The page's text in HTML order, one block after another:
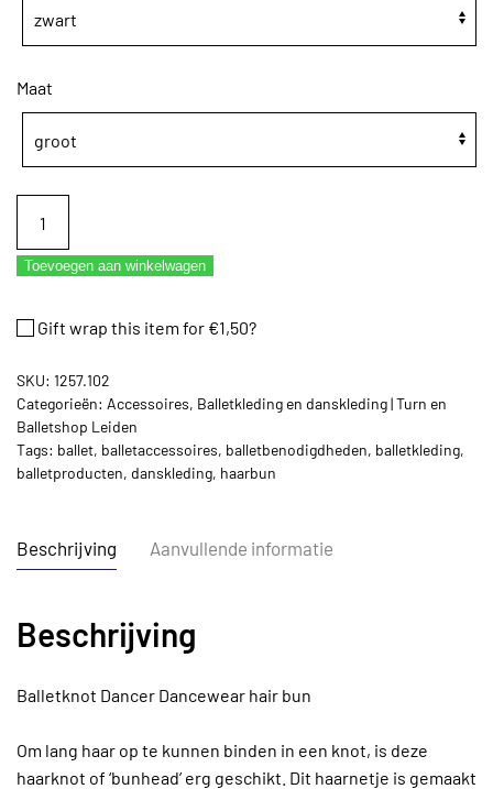
Maat
Dancer
Dancewear
bun
Toevoegen aan winkelwagen
Gift wrap this item for €1,50?
SKU: 1257.102
Categorieën: Accessoires, Balletkleding en danskleding | Turn en
Balletshop Leiden
Tags: ballet, balletaccessoires, balletbenodigdheden, balletkleding,
balletproducten, danskleding, haarbun
Beschrijving Aanvullende informatie
Beschrijving
Balletknot Dancer Dancewear hair bun
Om lang haar op te kunnen binden in een knot, is deze
haarknot of ‘bunhead’ erg geschikt. Dit haarnetje is gemaakt